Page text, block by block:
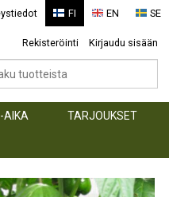
FI EN SE
Rekisteröinti Kirjaudu sisään
AIKA TARJOUKSET